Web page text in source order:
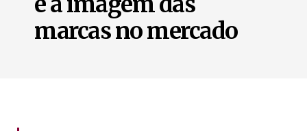
marcas no mercado